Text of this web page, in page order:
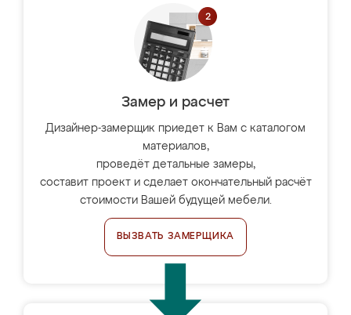
Замер и расчет
Дизайнер-замерщик приедет к Вам с каталогом
материалов,
проведёт детальные замеры,
составит проект и сделает окончательный расчёт
стоимости Вашей будущей мебели.
ВЫЗВАТЬ ЗАМЕРЩИКА